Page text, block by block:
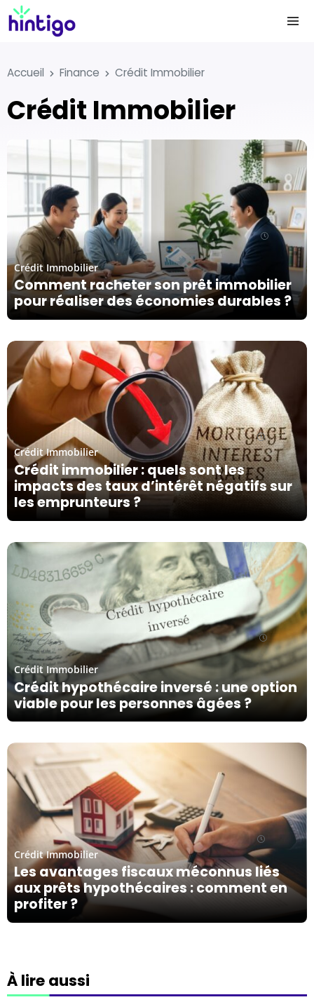
Accueil Finance Crédit Immobilier
Crédit Immobilier
Comment racheter son prêt immobilier
pour réaliser des économies durables ?
Crédit Immobilier
10/10/25
Crédit immobilier : quels sont les
impacts des taux d’intérêt négatifs sur
les emprunteurs ?
Crédit Immobilier
23/03/24
Crédit hypothécaire inversé : une option
viable pour les personnes âgées ?
Crédit Immobilier
15/03/24
Les avantages fiscaux méconnus liés
aux prêts hypothécaires : comment en
profiter ?
Crédit Immobilier
25/02/24
À lire aussi